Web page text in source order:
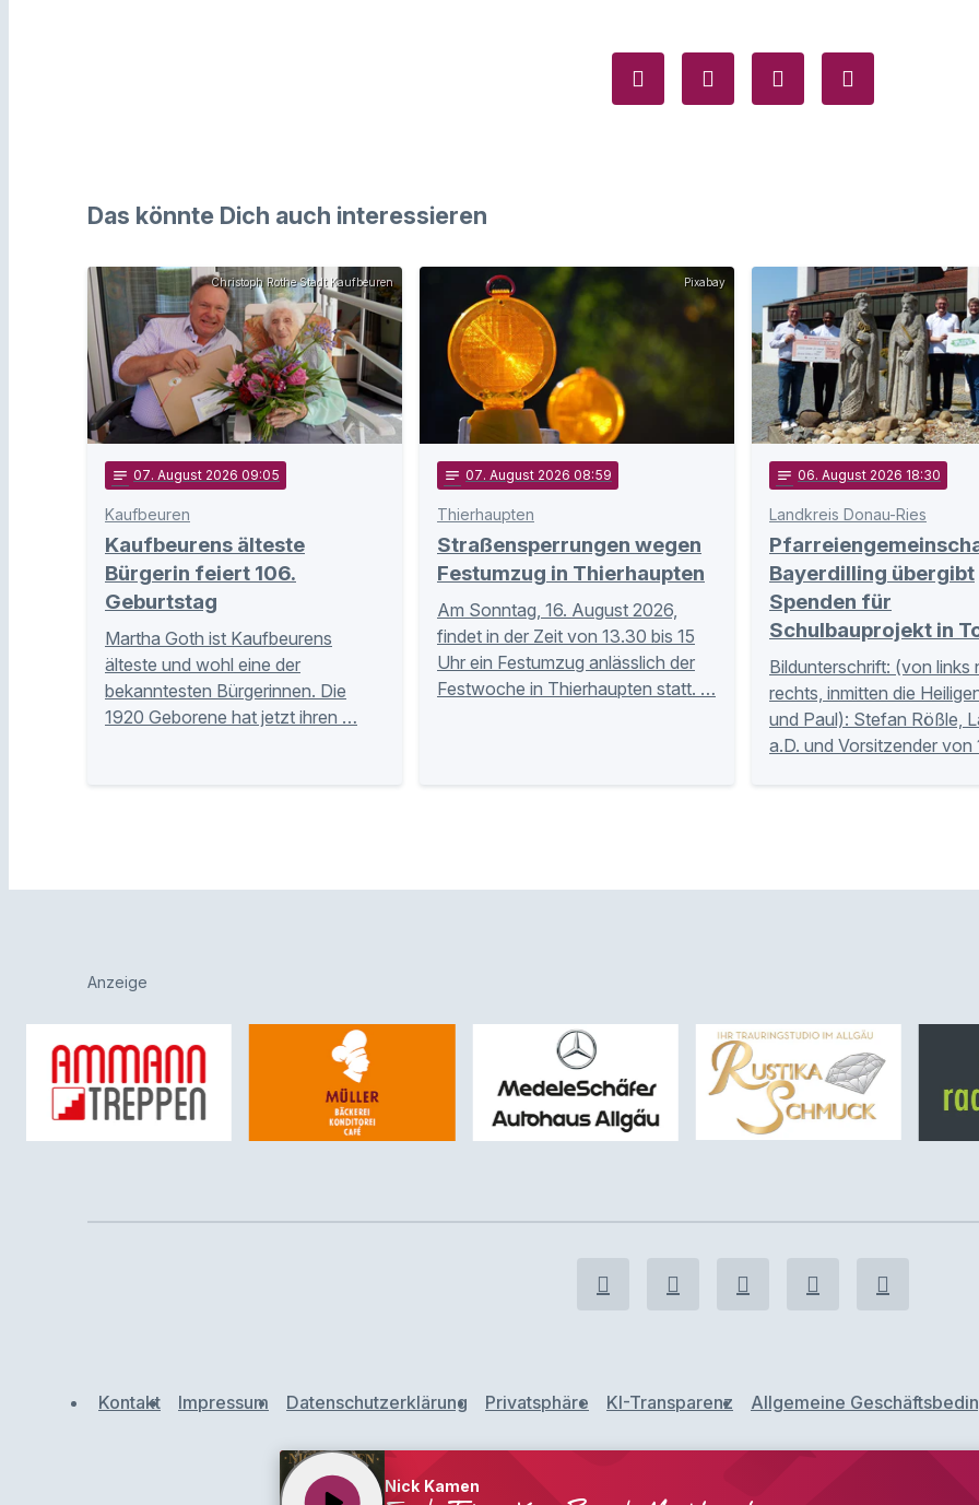
Das könnte Dich auch interessieren
Christoph Rothe Stadt Kaufbeuren
notes 07. August 2026 09:05
Kaufbeuren
Kaufbeurens älteste
Bürgerin feiert 106.
Geburtstag
Martha Goth ist Kaufbeurens
älteste und wohl eine der
bekanntesten Bürgerinnen. Die
1920 Geborene hat jetzt ihren …
Pixabay
notes 07. August 2026 08:59
Thierhaupten
Straßensperrungen wegen
Festumzug in Thierhaupten
Am Sonntag, 16. August 2026,
findet in der Zeit von 13.30 bis 15
Uhr ein Festumzug anlässlich der
Festwoche in Thierhaupten statt. …
notes 06. August 2026 18:30
Landkreis Donau-Ries
Bayerdilling übergibt
Spenden für
Schulbauprojekt in
Bildunterschrift: (von links
rechts, inmitten die
und Paul): Stefan Rößle,
a.D. und Vorsitzender
Anzeige
Kontakt Impressum Datenschutzerklärung Privatsphäre KI-Transparenz Allgemeine
Nick Kamen